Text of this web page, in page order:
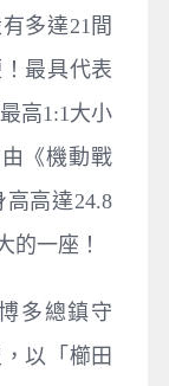
多達21間
最具代表
高1:1大小
《機動戰
高達24.8
的一座！
多總鎮守
以「櫛田